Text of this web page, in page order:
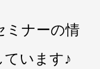
ミナーの情
います♪